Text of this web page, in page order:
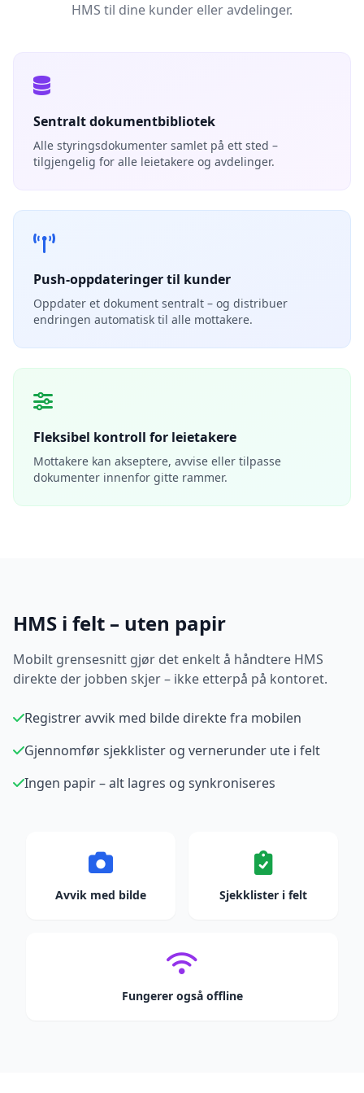
HMS til dine kunder eller avdelinger.
Sentralt dokumentbibliotek
Alle styringsdokumenter samlet på ett sted –
tilgjengelig for alle leietakere og avdelinger.
Push-oppdateringer til kunder
Oppdater et dokument sentralt – og distribuer
endringen automatisk til alle mottakere.
Fleksibel kontroll for leietakere
Mottakere kan akseptere, avvise eller tilpasse
dokumenter innenfor gitte rammer.
Avvik med bilde Sjekklister i felt
Fungerer også offline
HMS i felt – uten papir
Mobilt grensesnitt gjør det enkelt å håndtere HMS
direkte der jobben skjer – ikke etterpå på kontoret.
Registrer avvik med bilde direkte fra mobilen
Gjennomfør sjekklister og vernerunder ute i felt
Ingen papir – alt lagres og synkroniseres